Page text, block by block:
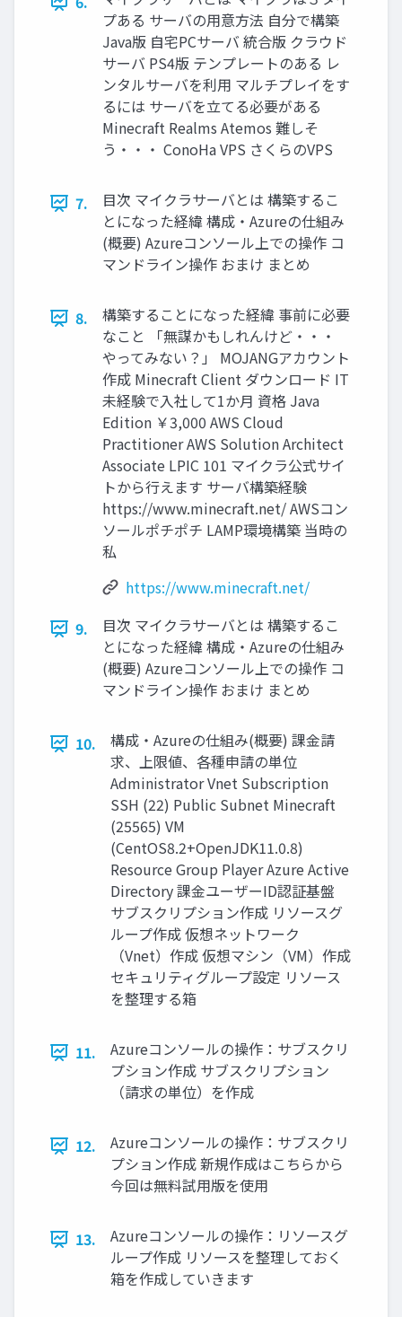
プある サーバの用意方法 自分で構築
Java版 自宅PCサーバ 統合版 クラウド
サーバ PS4版 テンプレートのある レ
ンタルサーバを利用 マルチプレイをす
るには サーバを立てる必要がある
Minecraft Realms Atemos 難しそ
う・・・ ConoHa VPS さくらのVPS
7.
目次 マイクラサーバとは 構築するこ
とになった経緯 構成・Azureの仕組み
(概要) Azureコンソール上での操作 コ
マンドライン操作 おまけ まとめ
8.
構築することになった経緯 事前に必要
なこと 「無謀かもしれんけど・・・
やってみない？」 MOJANGアカウント
作成 Minecraft Client ダウンロード IT
未経験で入社して1か月 資格 Java
Edition ￥3,000 AWS Cloud
Practitioner AWS Solution Architect
Associate LPIC 101 マイクラ公式サイ
トから行えます サーバ構築経験
https://www.minecraft.net/ AWSコン
ソールポチポチ LAMP環境構築 当時の
私
https://www.minecraft.net/
9.
目次 マイクラサーバとは 構築するこ
とになった経緯 構成・Azureの仕組み
(概要) Azureコンソール上での操作 コ
マンドライン操作 おまけ まとめ
10.
構成・Azureの仕組み(概要) 課金請
求、上限値、各種申請の単位
Administrator Vnet Subscription
SSH (22) Public Subnet Minecraft
(25565) VM
(CentOS8.2+OpenJDK11.0.8)
Resource Group Player Azure Active
Directory 課金ユーザーID認証基盤
サブスクリプション作成 リソースグ
ループ作成 仮想ネットワーク
（Vnet）作成 仮想マシン（VM）作成
セキュリティグループ設定 リソース
を整理する箱
11.
Azureコンソールの操作：サブスクリ
プション作成 サブスクリプション
（請求の単位）を作成
12.
Azureコンソールの操作：サブスクリ
プション作成 新規作成はこちらから
今回は無料試用版を使用
13.
Azureコンソールの操作：リソースグ
ループ作成 リソースを整理しておく
箱を作成していきます